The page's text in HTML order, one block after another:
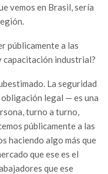
vemos en Brasil, sería
públicamente a las
capacitación industrial?
La seguridad
legal — es una
turno a turno,
públicamente a las
haciendo algo más que
que ese es el
que ese